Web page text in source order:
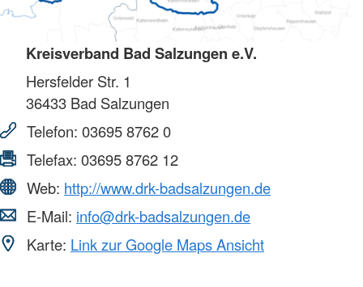
Kreisverband Bad Salzungen e.V.
Hersfelder Str. 1
36433 Bad Salzungen
Telefon: 03695 8762 0
Telefax: 03695 8762 12
Web: http://www.drk-badsalzungen.de
E-Mail: info@drk-badsalzungen.de
Karte: Link zur Google Maps Ansicht